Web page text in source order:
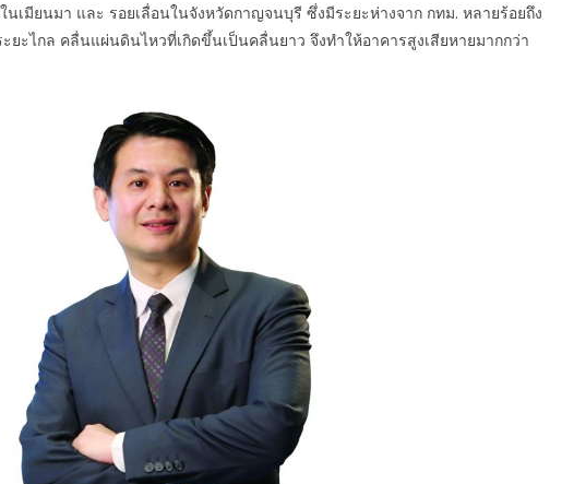
นเมียนมา และ รอยเลื่อนในจังหวัดกาญจนบุรี ซึ่งมีระยะห่างจาก กทม. หลายร้อยถึง
ยะไกล คลื่นแผ่นดินไหวที่เกิดขึ้นเป็นคลื่นยาว จึงทำให้อาคารสูงเสียหายมากกว่า